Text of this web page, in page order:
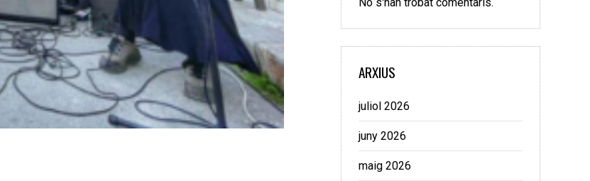
ARXIUS
juliol 2026
juny 2026
maig 2026